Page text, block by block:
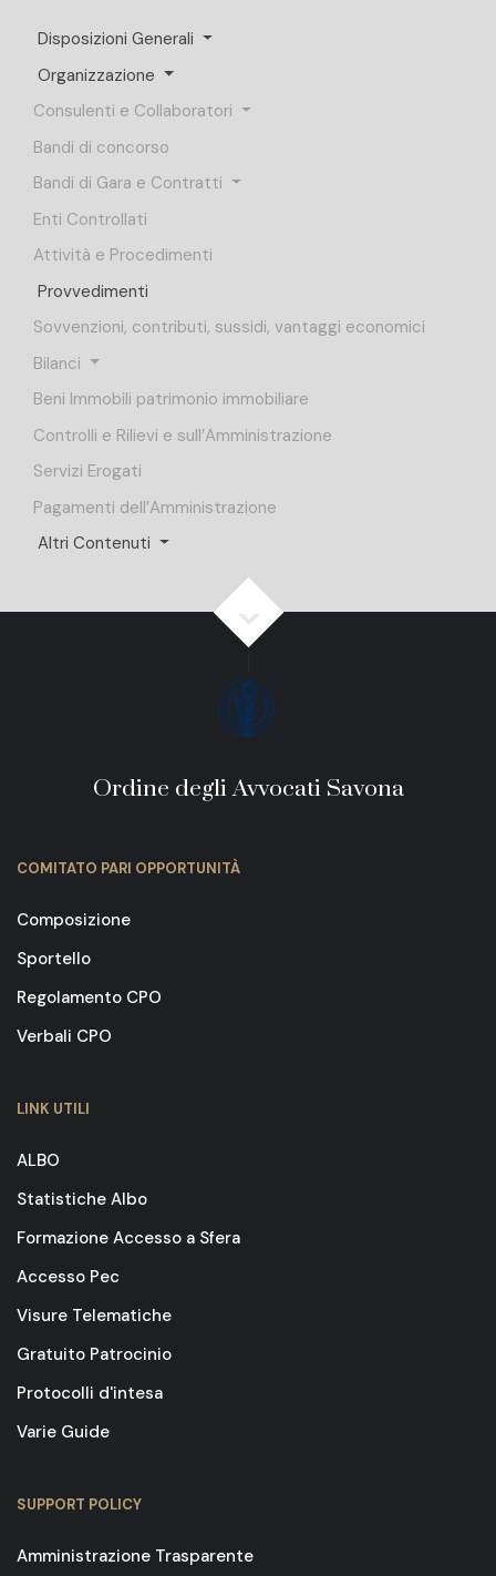
Disposizioni Generali
Organizzazione
Consulenti e Collaboratori
Bandi di concorso
Bandi di Gara e Contratti
Enti Controllati
Attività e Procedimenti
Provvedimenti
Sovvenzioni, contributi, sussidi, vantaggi economici
Bilanci
Beni Immobili patrimonio immobiliare
Controlli e Rilievi e sull’Amministrazione
Servizi Erogati
Pagamenti dell’Amministrazione
Altri Contenuti
Ordine degli Avvocati Savona
COMITATO PARI OPPORTUNITÀ
Composizione
Sportello
Regolamento CPO
Verbali CPO
LINK UTILI
ALBO
Statistiche Albo
Formazione Accesso a Sfera
Accesso Pec
Visure Telematiche
Gratuito Patrocinio
Protocolli d'intesa
Varie Guide
SUPPORT POLICY
Amministrazione Trasparente